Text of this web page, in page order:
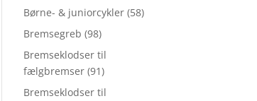
Børne- & juniorcykler (58)
Bremsegreb (98)
Bremseklodser til
fælgbremser (91)
Bremseklodser til